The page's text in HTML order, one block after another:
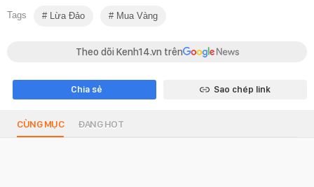
Tags Lừa Đảo Mua Vàng
Theo dõi Kenh14.vn trên
Chia sẻ Sao chép link
CÙNG MỤC ĐANG HOT